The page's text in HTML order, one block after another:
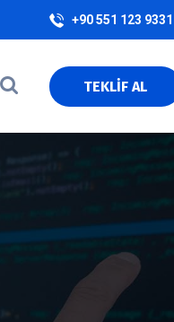
+90 551 123 9331
TEKLİF AL